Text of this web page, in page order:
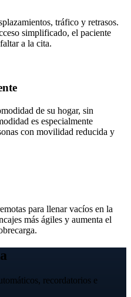
tráfico y retrasos.
simplificado, el paciente
a la cita.
de su hogar, sin
es especialmente
con movilidad reducida y
para llenar vacíos en la
más ágiles y aumenta el
recordatorios e